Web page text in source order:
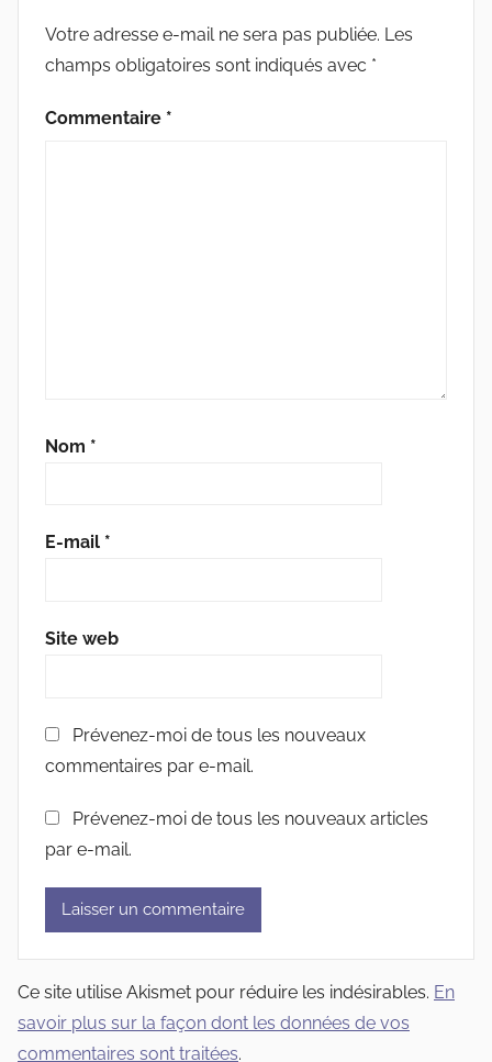
Votre adresse e-mail ne sera pas publiée. Les
champs obligatoires sont indiqués avec *
Commentaire *
Nom *
E-mail *
Site web
Prévenez-moi de tous les nouveaux
commentaires par e-mail.
Prévenez-moi de tous les nouveaux articles
par e-mail.
Ce site utilise Akismet pour réduire les indésirables. En
savoir plus sur la façon dont les données de vos
commentaires sont traitées.